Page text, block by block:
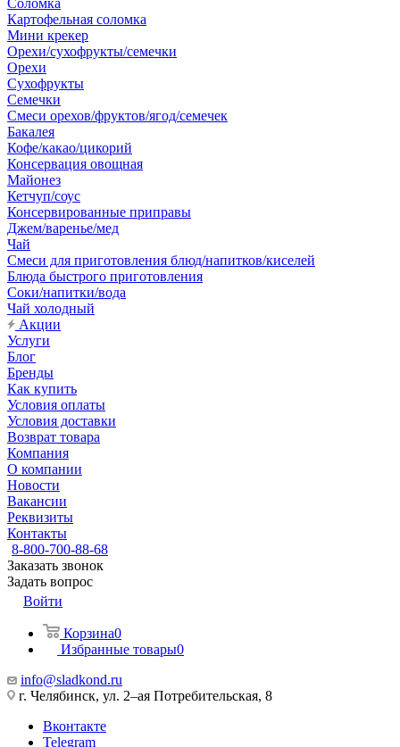
Соломка
Картофельная соломка
Мини крекер
Орехи/сухофрукты/семечки
Орехи
Сухофрукты
Семечки
Смеси орехов/фруктов/ягод/семечек
Бакалея
Кофе/какао/цикорий
Консервация овощная
Майонез
Кетчуп/соус
Консервированные приправы
Джем/варенье/мед
Чай
Смеси для приготовления блюд/напитков/киселей
Блюда быстрого приготовления
Соки/напитки/вода
Чай холодный
Акции
Услуги
Блог
Бренды
Как купить
Условия оплаты
Условия доставки
Возврат товара
Компания
О компании
Новости
Вакансии
Реквизиты
Контакты
8-800-700-88-68
Заказать звонок
Задать вопрос
Войти
Корзина0
Избранные товары0
info@sladkond.ru
г. Челябинск, ул. 2–ая Потребительская, 8
Вконтакте
Telegram